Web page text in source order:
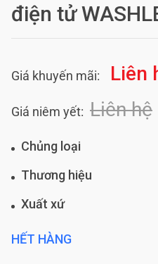
điện tử
Giá khuyến mãi: Liên
Giá niêm yết: Liên hệ
Chủng loại
Thương hiệu
Xuất xứ
HẾT HÀNG